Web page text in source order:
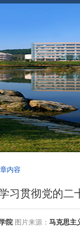
内容
习贯彻党的
院 图片来源： 马克思主